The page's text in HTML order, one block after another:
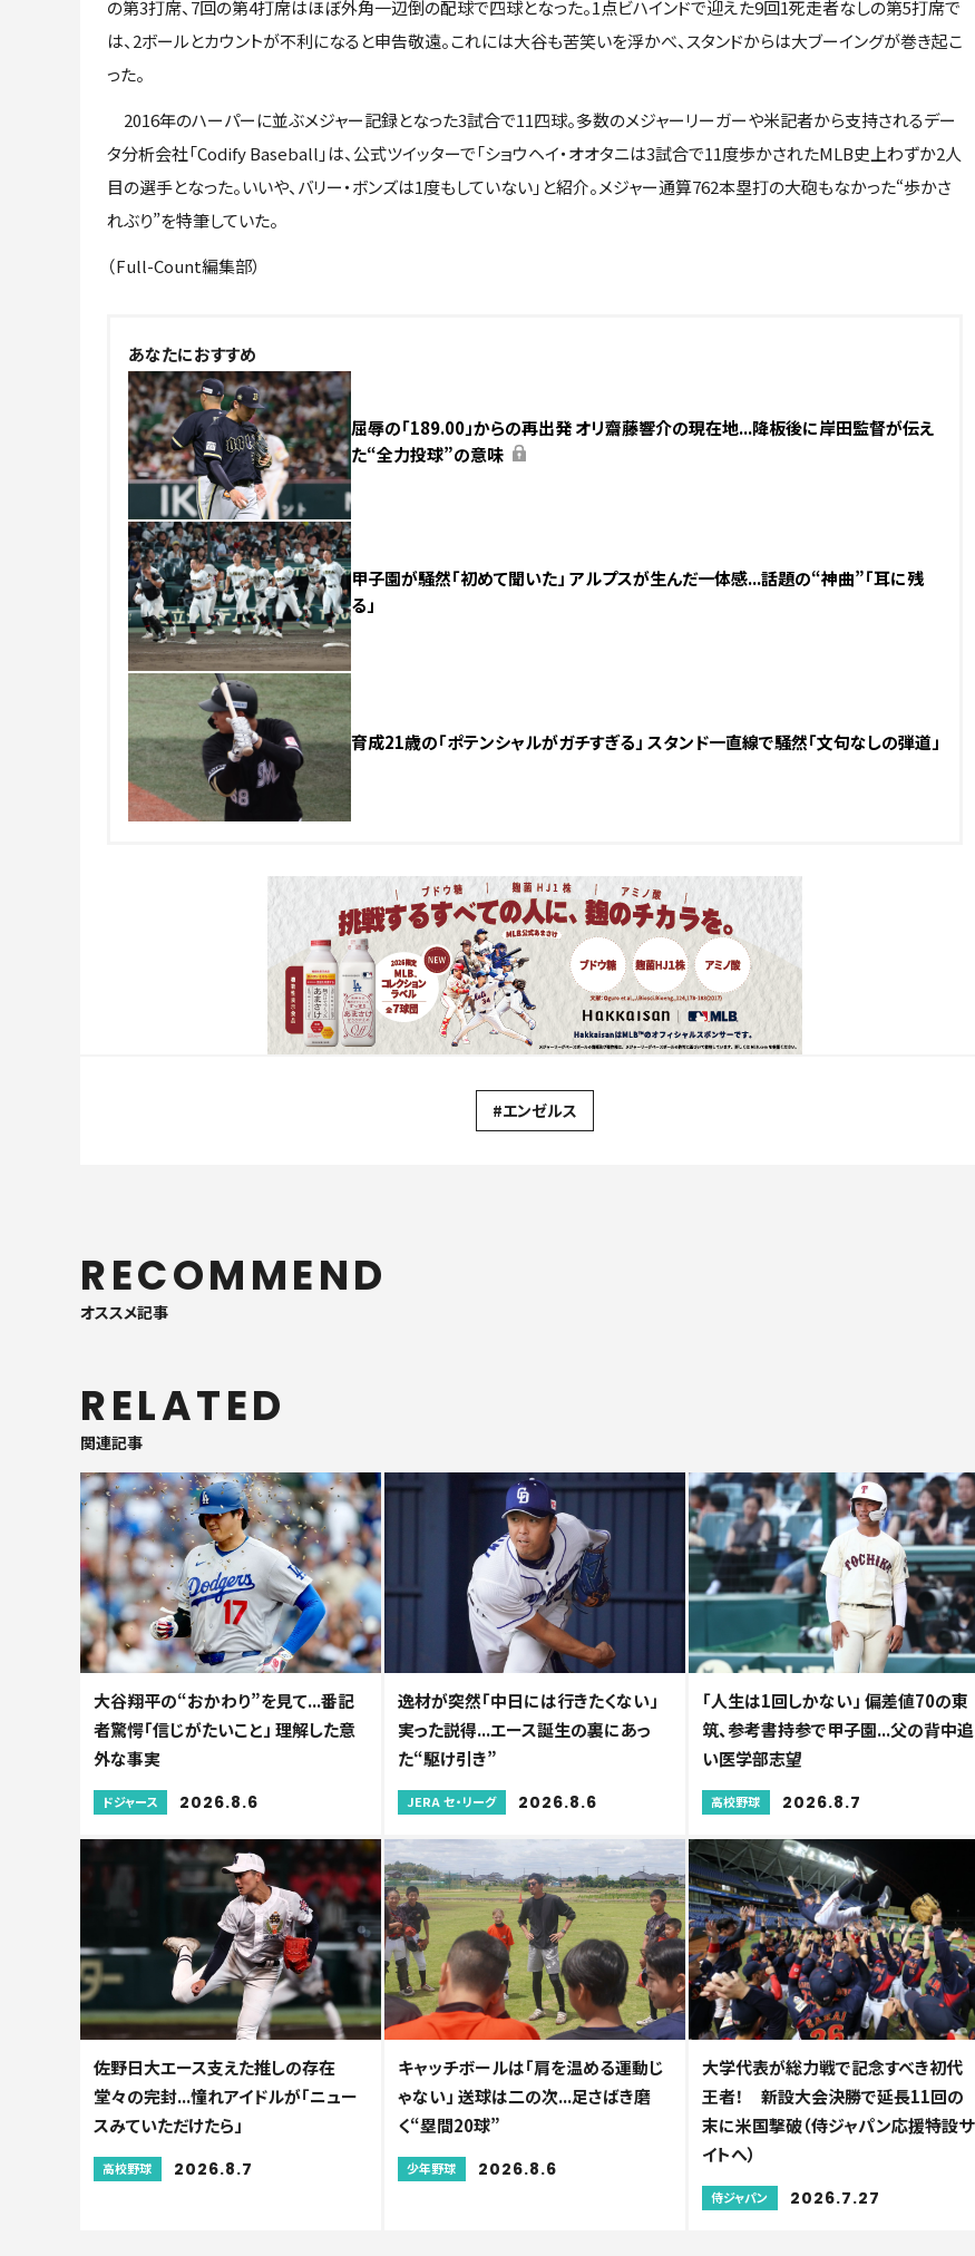
の第3打席、7回の第4打席はほぼ外角一辺倒の配球で四球となった。1点ビハインドで迎えた9回1死走者なしの第5打席で
は、2ボールとカウントが不利になると申告敬遠。これには大谷も苦笑いを浮かべ、スタンドからは大ブーイングが巻き起こ
った。
2016年のハーパーに並ぶメジャー記録となった3試合で11四球。多数のメジャーリーガーや米記者から支持されるデー
タ分析会社「Codify Baseball」は、公式ツイッターで「ショウヘイ・オオタニは3試合で11度歩かされたMLB史上わずか2人
目の選手となった。いいや、バリー・ボンズは1度もしていない」と紹介。メジャー通算762本塁打の大砲もなかった“歩かさ
れぶり”を特筆していた。
（Full-Count編集部）
あなたにおすすめ
屈辱の「189.00」からの再出発 オリ齋藤響介の現在地...降板後に岸田監督が伝え
た“全力投球”の意味
甲子園が騒然「初めて聞いた」 アルプスが生んだ一体感...話題の“神曲”「耳に残
る」
育成21歳の「ポテンシャルがガチすぎる」 スタンド一直線で騒然「文句なしの弾道」
#エンゼルス
RECOMMEND
オススメ記事
RELATED
関連記事
大谷翔平の“おかわり”を見て...番記
者驚愕「信じがたいこと」 理解した意
外な事実
ドジャース 2026.8.6
逸材が突然「中日には行きたくない」
実った説得...エース誕生の裏にあっ
た“駆け引き”
JERA セ・リーグ 2026.8.6
「人生は1回しかない」 偏差値70の東
筑、参考書持参で甲子園...父の背中追
い医学部志望
高校野球 2026.8.7
佐野日大エース支えた推しの存在
堂々の完封...憧れアイドルが「ニュー
スみていただけたら」
高校野球 2026.8.7
キャッチボールは「肩を温める運動じ
ゃない」 送球は二の次...足さばき磨
く“塁間20球”
少年野球 2026.8.6
大学代表が総力戦で記念すべき初代
王者！ 新設大会決勝で延長11回の
末に米国撃破（侍ジャパン応援特設サ
イトへ）
侍ジャパン 2026.7.27